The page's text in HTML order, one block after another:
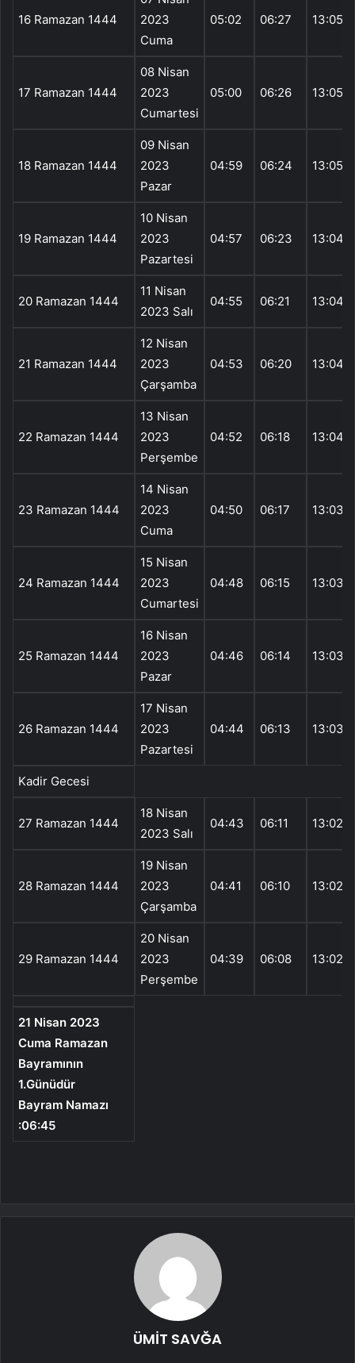
16 Ramazan 1444
2023
Cuma
05:02 06:27 13:05
17 Ramazan 1444
08 Nisan
2023
Cumartesi
05:00 06:26 13:05
18 Ramazan 1444
09 Nisan
2023
Pazar
04:59 06:24 13:05
19 Ramazan 1444
10 Nisan
2023
Pazartesi
04:57 06:23 13:04
20 Ramazan 1444
11 Nisan
2023 Salı
04:55 06:21 13:04
21 Ramazan 1444
12 Nisan
2023
Çarşamba
04:53 06:20 13:04
22 Ramazan 1444
13 Nisan
2023
Perşembe
04:52 06:18 13:04
23 Ramazan 1444
14 Nisan
2023
Cuma
04:50 06:17 13:03
24 Ramazan 1444
15 Nisan
2023
Cumartesi
04:48 06:15 13:03
25 Ramazan 1444
16 Nisan
2023
Pazar
04:46 06:14 13:03
26 Ramazan 1444
17 Nisan
2023
Pazartesi
04:44 06:13 13:03
Kadir Gecesi
27 Ramazan 1444
18 Nisan
2023 Salı
04:43 06:11 13:02
28 Ramazan 1444
19 Nisan
2023
Çarşamba
04:41 06:10 13:02
29 Ramazan 1444
20 Nisan
2023
Perşembe
04:39 06:08 13:02
21 Nisan 2023
Cuma Ramazan
Bayramının
1.Günüdür
Bayram Namazı
:06:45
ÜMİT SAVĞA